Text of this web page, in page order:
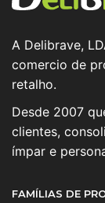
A Delibrave,
comercio de
retalho.
Desde 2007
clientes,
ímpar e
FAMÍLIAS DE